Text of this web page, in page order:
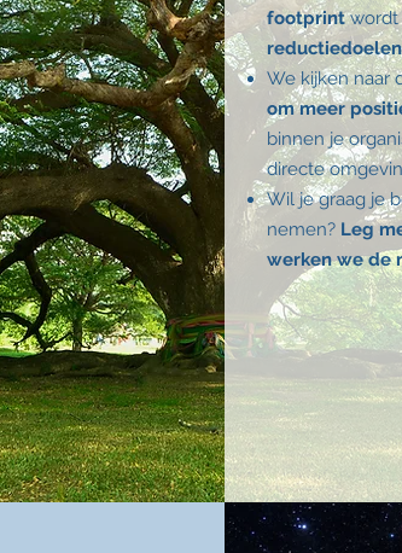
footprintwordt
reductiedoelen
We kijken naar
om meer
binnen je
directe
Wil je graag je
nemen? Leg
werken we de